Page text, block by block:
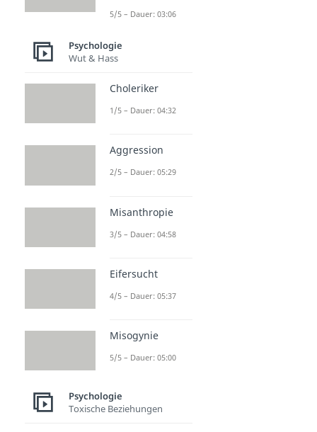
5/5 – Dauer: 03:06
Psychologie
Wut & Hass
Choleriker
1/5 – Dauer: 04:32
Aggression
2/5 – Dauer: 05:29
Misanthropie
3/5 – Dauer: 04:58
Eifersucht
4/5 – Dauer: 05:37
Misogynie
5/5 – Dauer: 05:00
Psychologie
Toxische Beziehungen